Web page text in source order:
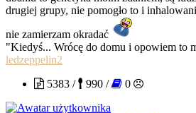
drugiej grupy, nie pomogło to i
nie zamierzam okradać
"Kiedyś... Wrócę do domu i opowiem to
ledzeppelin2
5383 /
990 / 0